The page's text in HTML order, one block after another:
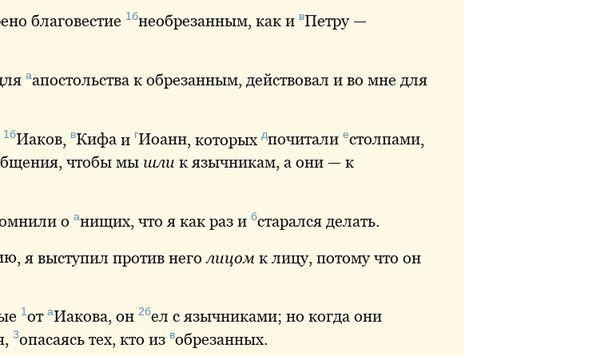
благовестие 1бнеобрезанным, как и вПетру—
аапостольства к обрезанным, действовал и во мне для
1бИаков, вКифа и гИоанн, которых дпочитали естолпами,
, чтобы мы шли к язычникам, а они — к
о анищих, что я как раз и бстарался делать.
, я выступил против неголицом к лицу, потому что он
1от аИакова, он 2бел с язычниками; но когда они
3опасаясь тех, кто из вобрезанных.